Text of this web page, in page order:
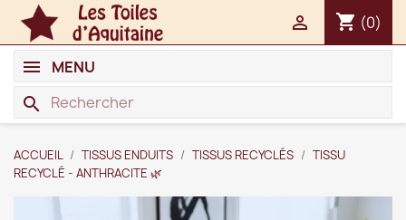
shopping_cart (0)

search
MENU
ACCUEIL TISSUS ENDUITS TISSUS RECYCLÉS
TISSU
RECYCLÉ - ANTHRACITE 🌿